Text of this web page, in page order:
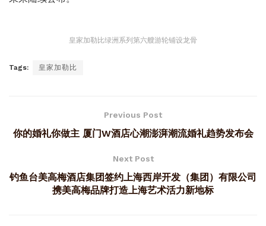
皇家加勒比绿洲系列第六艘游轮铺设龙骨
Tags: 皇家加勒比
Previous Post
你的婚礼你做主 厦门W酒店心潮澎湃潮流婚礼趋势发布会
Next Post
钓鱼台美高梅酒店集团签约上海西岸开发（集团）有限公司
携美高梅品牌打造上海艺术活力新地标